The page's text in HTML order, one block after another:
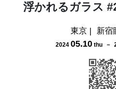
浮かれるガラス
東京 | 新宿
2024 05.10 thu －